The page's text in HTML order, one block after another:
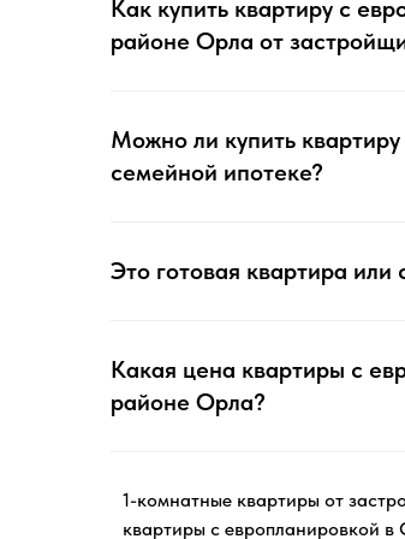
Как купить квартиру с
районе Орла от
Можно ли купить
семейной ипотеке?
Это готовая квартира
Какая цена квартиры с
районе Орла?
1-комнатные квартиры от
квартиры с европланировкой